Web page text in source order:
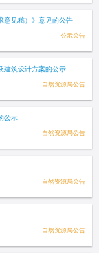
意见稿）》意见的公告
公示公告
建筑设计方案的公示
自然资源局公告
公示
自然资源局公告
自然资源局公告
自然资源局公告